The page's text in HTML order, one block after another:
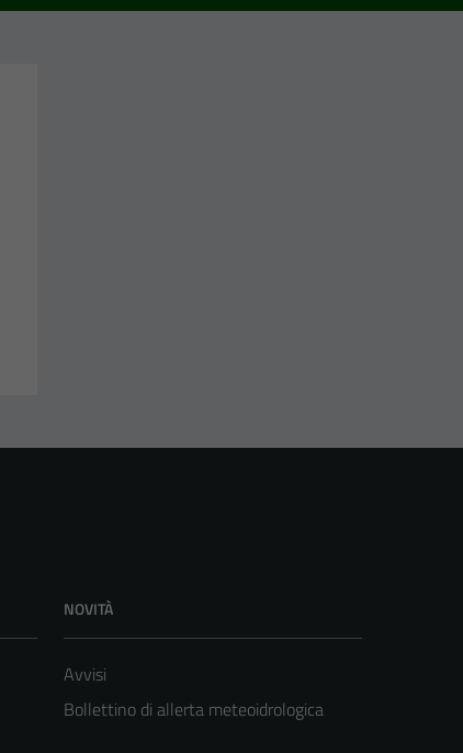
NOVITÀ
Avvisi
Bollettino di allerta meteoidrologica